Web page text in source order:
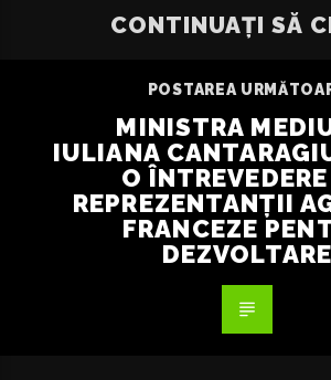
CONTINUAȚI SĂ
POSTAREA
MINISTRA
IULIANA
O
REPREZENTANȚII
FRANCEZE
DEZVOLTARE